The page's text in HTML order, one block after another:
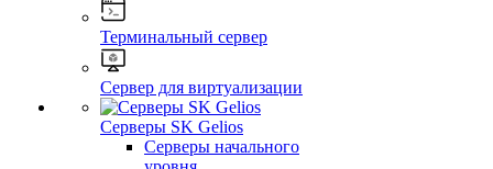
Терминальный сервер
Сервер для виртуализации
Серверы SK Gelios
Серверы начального